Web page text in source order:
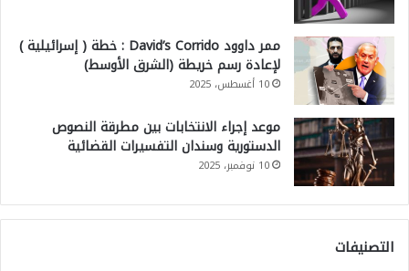
ممر داوود David’s Corrido : خطة ( إسرائيلية )
لإعادة رسم خريطة (الشرق الأوسط)
10 أغسطس، 2025
موعد إجراء الانتخابات بين مطرقة النصوص
الدستورية وسندان التفسيرات القضائية
10 نوفمبر، 2025
التصنيفات